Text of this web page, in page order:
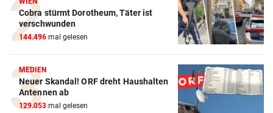
Cobra stürmt Dorotheum, Täter ist
verschwunden
144.496 mal gelesen
MEDIEN
Neuer Skandal! ORF dreht Haushalten
Antennen ab
129.053 mal gelesen
ZUM VERGLEICH
E-Bike Vergleich
ZUM VERGLEICH
Elektro-Scooter Vergleich
ZUM VERGLEICH